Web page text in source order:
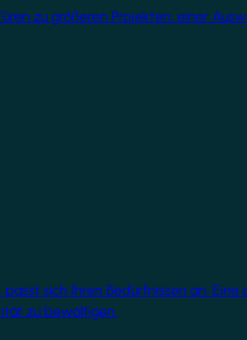
zu größeren Projekten, einer
sich Ihren Bedürfnissen an.
zu bewältigen.